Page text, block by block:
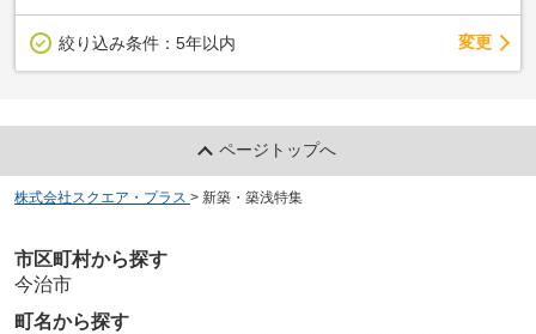
絞り込み条件： 5年以内 変更
ページトップへ
株式会社スクエア・プラス > 新築・築浅特集
市区町村から探す
今治市
町名から探す